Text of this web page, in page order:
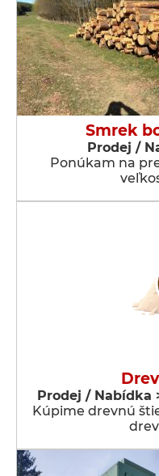
Smrek
Prodej /
Ponúkam na
Prodej / Nabídka
Kúpime drevnú